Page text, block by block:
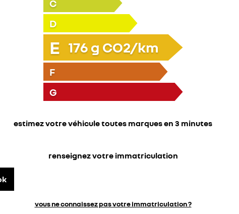
C
D
E 176 g CO2/km
F
G
estimez votre véhicule toutes marques en 3 minutes
renseignez votre immatriculation
vous ne connaissez pas votre immatriculation ?